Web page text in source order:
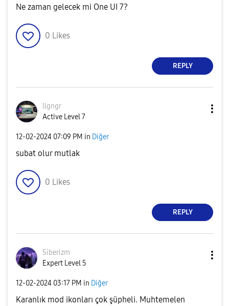
Ne zaman gelecek mi One UI 7?
0 Likes
REPLY
llgngr
Active Level 7
‎12-02-2024 07:09 PM in Diğer
subat olur mutlak
0 Likes
REPLY
Siberizm
Expert Level 5
‎12-02-2024 03:17 PM in Diğer
Karanlık mod ikonları çok şüpheli. Muhtemelen